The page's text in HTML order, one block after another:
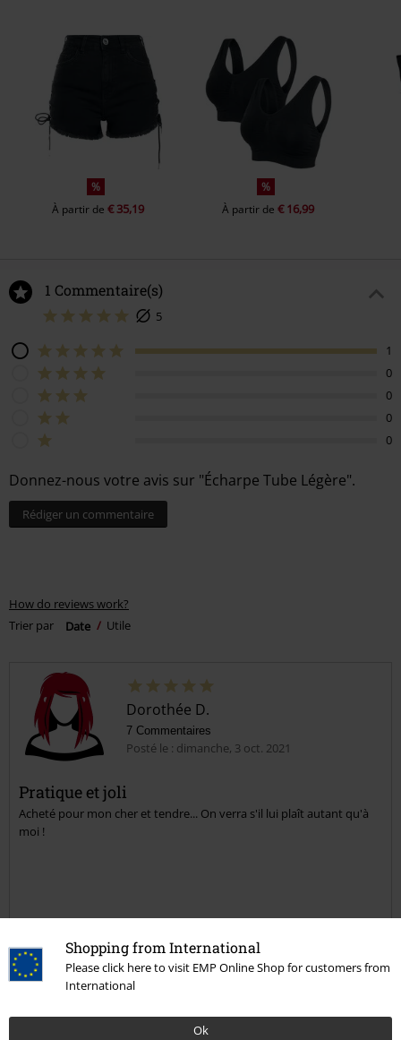
Shopping from International
Please click here to visit EMP Online Shop for customers from
International
Ok
%
À partir de€ 35,19
%
À partir de€ 16,99
1 Commentaire(s)
5
1
0
0
0
0
Donnez-nous votre avis sur "Écharpe Tube Légère".
Rédiger un commentaire
How do reviews work?
Trier par
Date Utile
Dorothée D.
7 Commentaires
Posté le : dimanche, 3 oct. 2021
Pratique et joli
Acheté pour mon cher et tendre... On verra s'il lui plaît autant qu'à
moi !
Est-ce que ce commentaire vous a été utile ?